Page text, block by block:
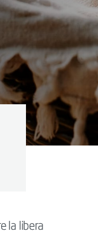
la libera